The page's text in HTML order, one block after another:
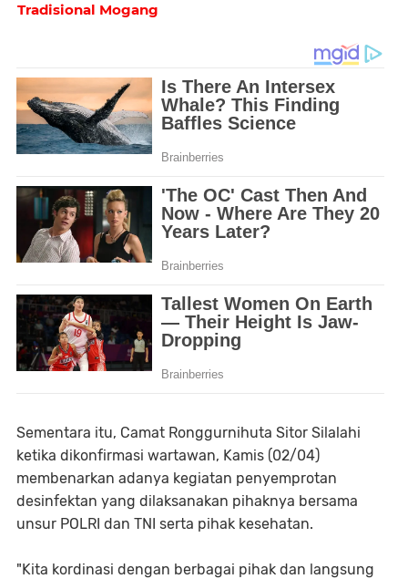
Tradisional Mogang
Sementara itu, Camat Ronggurnihuta Sitor Silalahi
ketika dikonfirmasi wartawan, Kamis (02/04)
membenarkan adanya kegiatan penyemprotan
desinfektan yang dilaksanakan pihaknya bersama
unsur POLRI dan TNI serta pihak kesehatan.
"Kita kordinasi dengan berbagai pihak dan langsung